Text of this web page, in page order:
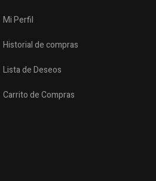
Mi Perfil
Historial de compras
Lista de Deseos
Carrito de Compras